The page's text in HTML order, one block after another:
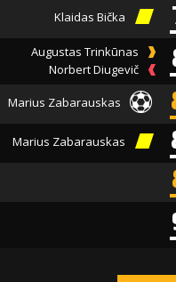
Klaidas Bička
Augustas Trinkūnas
Norbert Diugevič
Marius Zabarauskas
Marius Zabarauskas